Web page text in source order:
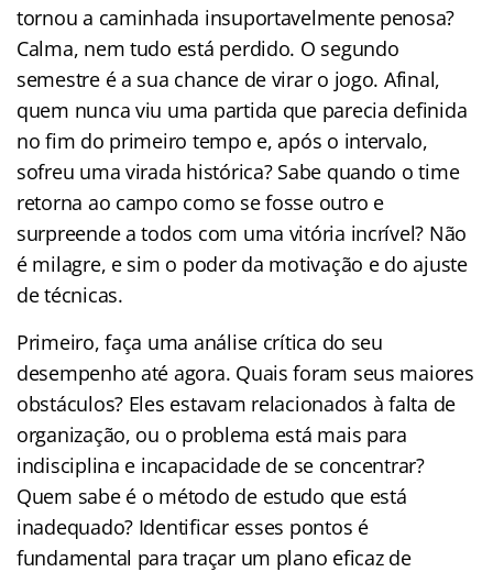
tornou a caminhada insuportavelmente penosa?
Calma, nem tudo está perdido. O segundo
semestre é a sua chance de virar o jogo. Afinal,
quem nunca viu uma partida que parecia definida
no fim do primeiro tempo e, após o intervalo,
sofreu uma virada histórica? Sabe quando o time
retorna ao campo como se fosse outro e
surpreende a todos com uma vitória incrível? Não
é milagre, e sim o poder da motivação e do ajuste
de técnicas.
Primeiro, faça uma análise crítica do seu
desempenho até agora. Quais foram seus maiores
obstáculos? Eles estavam relacionados à falta de
organização, ou o problema está mais para
indisciplina e incapacidade de se concentrar?
Quem sabe é o método de estudo que está
inadequado? Identificar esses pontos é
fundamental para traçar um plano eficaz de